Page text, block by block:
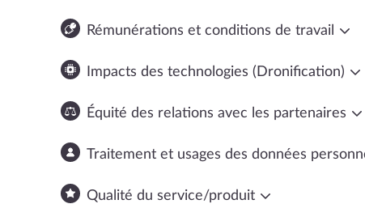
Rémunérations et conditions de travail
Impacts des technologies (Dronification)
Équité des relations avec les partenaires
Traitement et usages des données
Qualité du service/produit